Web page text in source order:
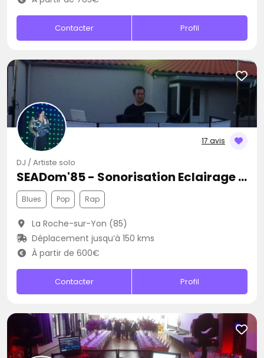
Contacter Profil
17 avis
DJ / Artiste solo
SEADom'85 - Sonorisation Eclairage et Animation d'événements
Blues Pop Rap
La Roche-sur-Yon (85)
Déplacement jusqu’à 150 kms
À partir de 600€
Contacter Profil